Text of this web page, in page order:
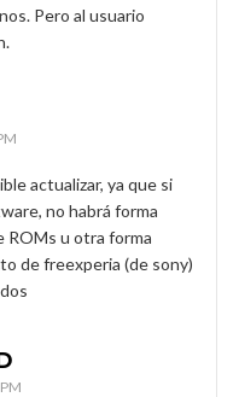
Pero al usuario
actualizar, ya que si
no habrá forma
ROMs u otra forma
de freexperia (de sony)